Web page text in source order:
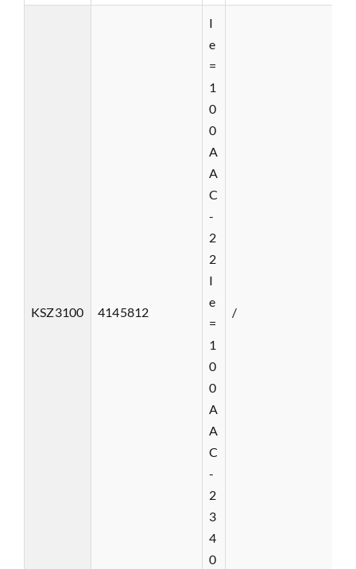
KSZ3100 4145812
I
e
=
1
0
0
A
A
C
-
2
2
I
e
=
1
0
0
A
A
C
-
2
3
4
0
/